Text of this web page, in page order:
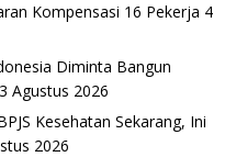
Kompensasi 16 Pekerja 4
Diminta Bangun
3 Agustus 2026
Kesehatan Sekarang, Ini
2026